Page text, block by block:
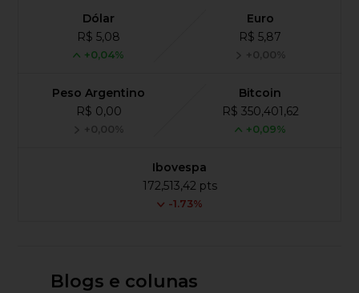
Dólar
R$ 5,08
+0,04%
Euro
R$ 5,87
+0,00%
Peso Argentino
R$ 0,00
+0,00%
Bitcoin
R$ 350,401,62
+0,09%
Ibovespa
172,513,42 pts
-1.73%
Blogs e colunas